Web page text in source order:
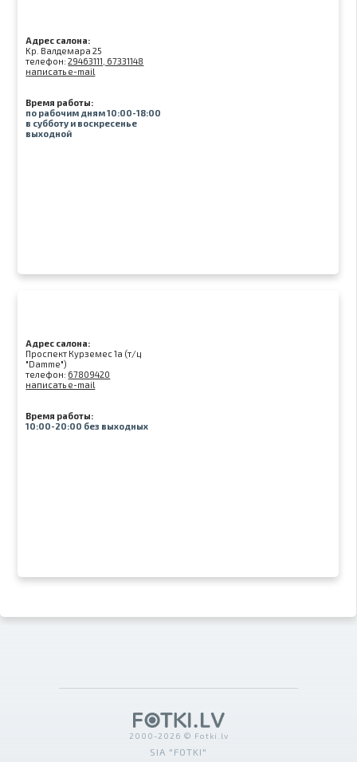
Адрес салона:
Kр. Валдемара 25
телефон:29463111, 67331148
написать e-mail
Время работы:
по рабочим дням 10:00-18:00
в субботу и воскресенье
выходной
Адрес салона:
Проспект Курземес 1а (т/ц
"Damme")
телефон: 67809420
написать e-mail
Время работы:
10:00-20:00 без выходных
2000-2026 © Fotki.lv
SIA "FOTKI"